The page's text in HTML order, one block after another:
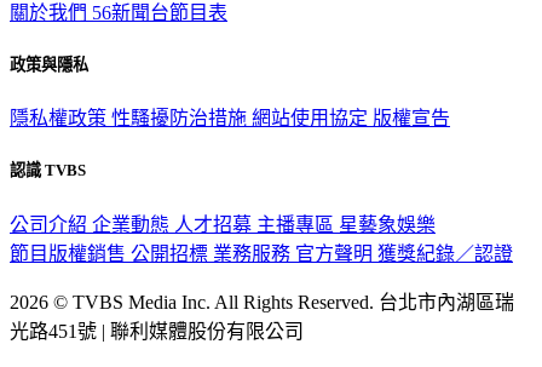
關於我們 56新聞台節目表
政策與隱私
隱私權政策 性騷擾防治措施 網站使用協定 版權宣告
認識 TVBS
公司介紹 企業動態 人才招募 主播專區 星藝象娛樂
節目版權銷售 公開招標 業務服務 官方聲明 獲獎紀錄／認證
2026 © TVBS Media Inc. All Rights Reserved. 台北市內湖區瑞
光路451號 | 聯利媒體股份有限公司